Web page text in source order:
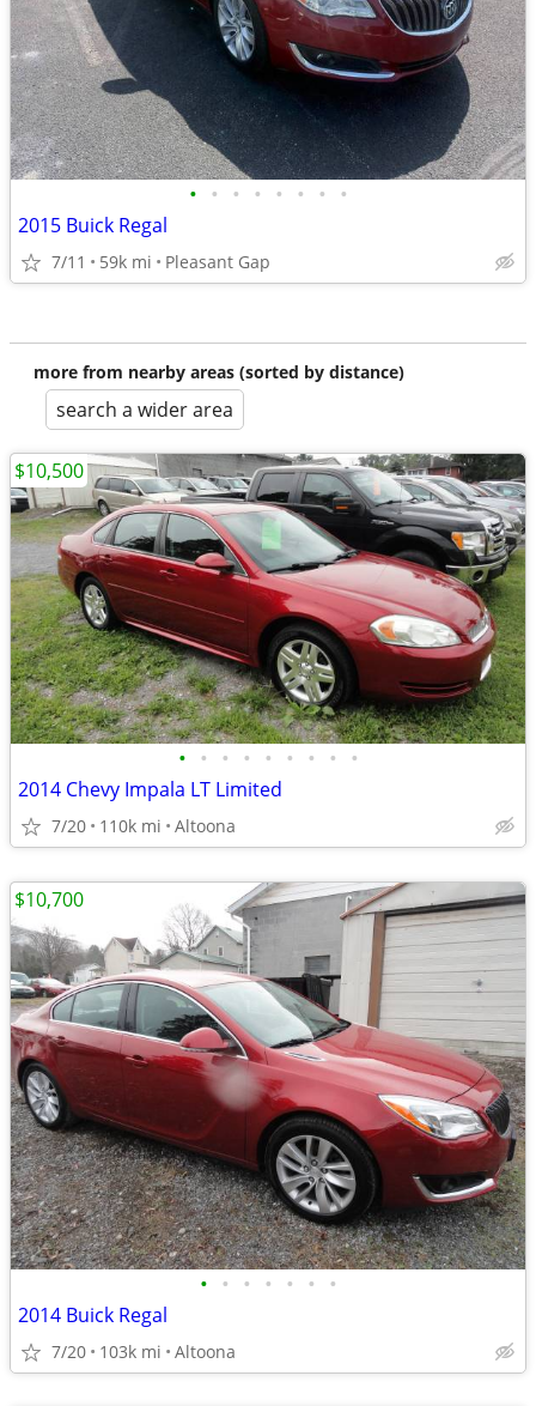
• • • • • • • •
2015 Buick Regal
7/11 59k mi Pleasant Gap
more from nearby areas (sorted by distance)
search a wider area
• • • • • • • • •
2014 Chevy Impala LT Limited
7/20 110k mi Altoona
$10,500
• • • • • • •
2014 Buick Regal
7/20 103k mi Altoona
$10,700